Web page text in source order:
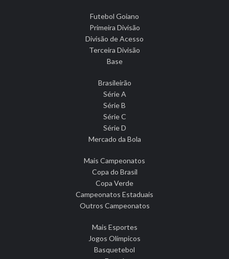
Futebol Goiano
Primeira Divisão
Divisão de Acesso
Terceira Divisão
Base
Brasileirão
Série A
Série B
Série C
Série D
Mercado da Bola
Mais Campeonatos
Copa do Brasil
Copa Verde
Campeonatos Estaduais
Outros Campeonatos
Mais Esportes
Jogos Olímpicos
Basquetebol